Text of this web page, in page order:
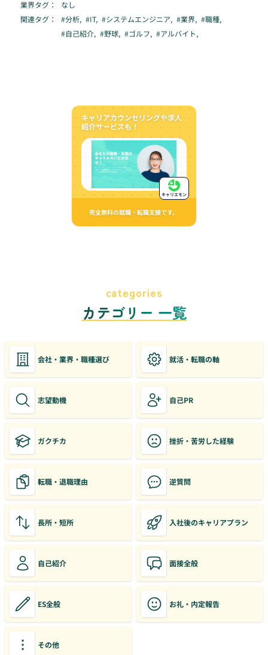
業界タグ：
なし
関連タグ：
#分析, #IT, #システムエンジニア, #業界, #職種,
#自己紹介, #野球, #ゴルフ, #アルバイト,
キャリアカウンセリングや求人
紹介サービスも！
完全無料の就職・転職支援です。
キャリエモン
categories
カテゴリー 一覧
会社・業界・職種選び 就活・転職の軸
志望動機 自己PR
ガクチカ 挫折・苦労した経験
転職・退職理由 逆質問
長所・短所 入社後のキャリアプラン
自己紹介 面接全般
ES全般 お礼・内定報告
その他